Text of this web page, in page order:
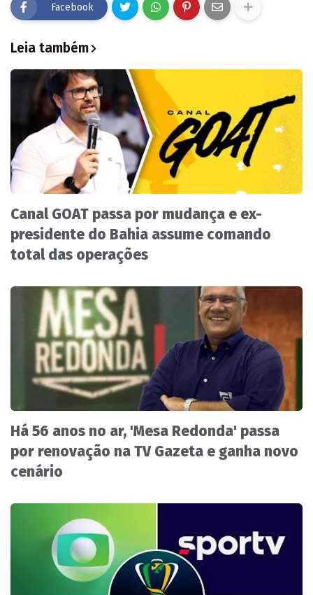
Facebook
Leia também
Canal GOAT passa por mudança e ex-
presidente do Bahia assume comando
total das operações
Há 56 anos no ar, 'Mesa Redonda' passa
por renovação na TV Gazeta e ganha novo
cenário